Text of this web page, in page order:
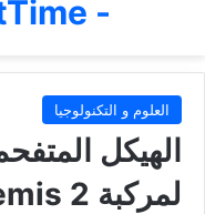
- BeirutTime"
العلوم و التكنولوجيا
الهيكل